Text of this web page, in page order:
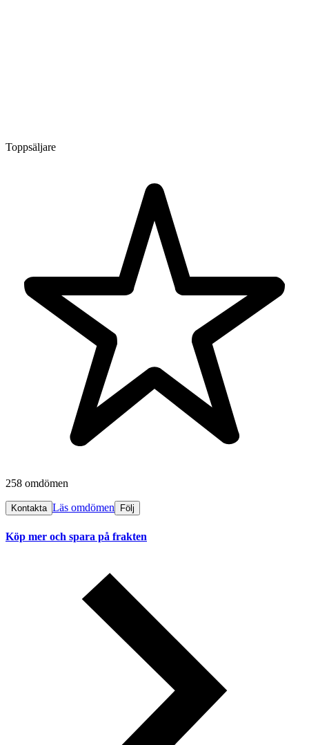
Toppsäljare
258 omdömen
Kontakta Läs omdömen Följ
Köp mer och spara på frakten